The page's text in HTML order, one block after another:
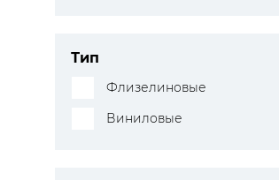
Тип
Флизелиновые
Виниловые